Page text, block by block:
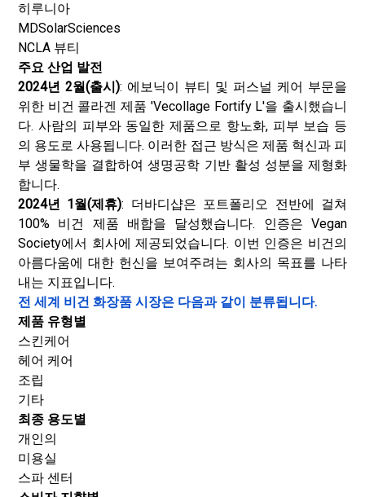
히루니아
MDSolarSciences
NCLA 뷰티
주요 산업 발전
2024년 2월(출시): 에보닉이 뷰티 및 퍼스널 케어 부문을
위한 비건 콜라겐 제품 'Vecollage Fortify L'을 출시했습니
다. 사람의 피부와 동일한 제품으로 항노화, 피부 보습 등
의 용도로 사용됩니다. 이러한 접근 방식은 제품 혁신과 피
부 생물학을 결합하여 생명공학 기반 활성 성분을 제형화
합니다.
2024년 1월(제휴): 더바디샵은 포트폴리오 전반에 걸쳐
100% 비건 제품 배합을 달성했습니다. 인증은 Vegan
Society에서 회사에 제공되었습니다. 이번 인증은 비건의
아름다움에 대한 헌신을 보여주려는 회사의 목표를 나타
내는 지표입니다.
전 세계 비건 화장품 시장은 다음과 같이 분류됩니다.
제품 유형별
스킨케어
헤어 케어
조립
기타
최종 용도별
개인의
미용실
스파 센터